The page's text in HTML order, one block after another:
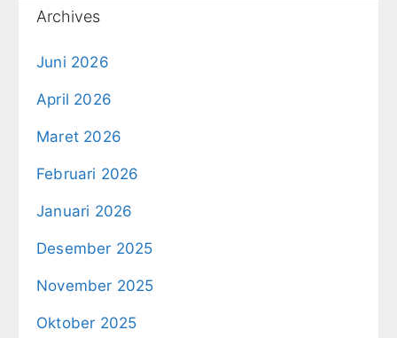
Archives
Juni 2026
April 2026
Maret 2026
Februari 2026
Januari 2026
Desember 2025
November 2025
Oktober 2025